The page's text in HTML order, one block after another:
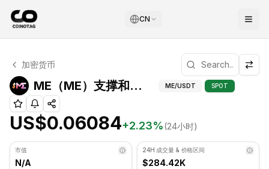
CN
ME 技术分析
ME 目前交易价格为 US$0.06084. RSI 指标为 46.07 处
加密货币
ME（ME）支撑和阻力位 ME（ME）支撑和
ME/USDT SPOT
US$0.06084+2.23%(24小时)
市值
N/A
24H 成交量 & 价格区间
$284.42K